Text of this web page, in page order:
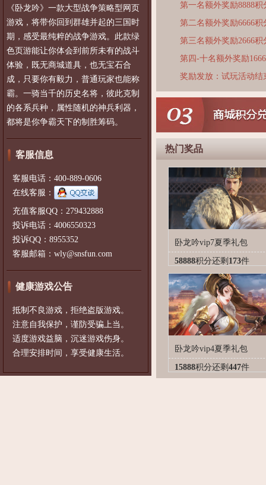
《卧龙吟》一款大型战争策略型网页
游戏，将带你回到群雄并起的三国时
期，感受最纯粹的战争游戏。此款绿
色页游能让你体会到前所未有的战斗
体验，既无商城道具，也无宝石合
成，只要你有毅力，普通玩家也能称
霸。一骑当千的历史名将，彼此克制
的各系兵种，属性随机的神兵利器，
都将是你争霸天下的制胜筹码。
客服信息
客服电话：400-889-0606
在线客服：
充值客服QQ：279432888
投诉电话：4006550323
投诉QQ：8955352
客服邮箱：wly@snsfun.com
健康游戏公告
抵制不良游戏，拒绝盗版游戏。
注意自我保护，谨防受骗上当。
适度游戏益脑，沉迷游戏伤身。
合理安排时间，享受健康生活。
第一名额外奖励8888积
第二名额外奖励6666积
第三名额外奖励2666积
第四-十名额外奖励
奖励发放：试玩活动
热门奖品
卧龙吟vip7夏季礼包
58888积分还剩 173件
卧龙吟vip4夏季礼包
15888积分还剩 447件